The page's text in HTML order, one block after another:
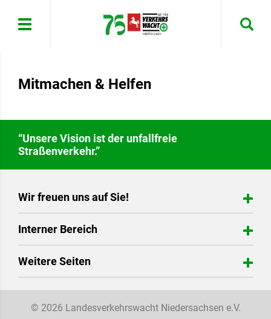
Mitmachen & Helfen
“Unsere Vision ist der unfallfreie
Straßenverkehr.”
Wir freuen uns auf Sie!
Am Haselbusch 3
29699 Walsrode
Telefon: 01522 4128489
a.willnat@verkehrswacht-walsrode.de
Interner Bereich
Weitere Seiten
© 2026 Landesverkehrswacht Niedersachsen e.V.